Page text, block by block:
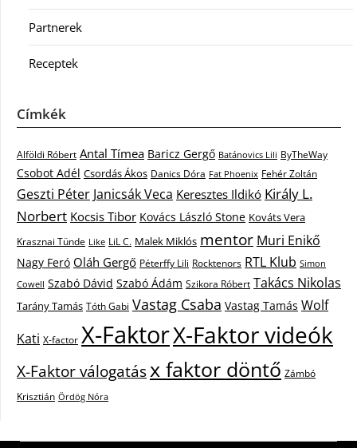
Partnerek
Receptek
Címkék
Alföldi Róbert Antal Tímea Baricz Gergő Batánovics Lili ByTheWay
Csobot Adél Csordás Ákos Danics Dóra Fat Phoenix Fehér Zoltán
Geszti Péter Janicsák Veca Keresztes Ildikó Király L.
Norbert Kocsis Tibor Kovács László Stone Kováts Vera
Krasznai Tünde Like LiL C. Malek Miklós mentor Muri Enikő
Nagy Feró Oláh Gergő Péterffy Lili Rocktenors RTL Klub Simon
Cowell Szabó Dávid Szabó Ádám Szikora Róbert Takács Nikolas
Tarány Tamás Tóth Gabi Vastag Csaba Vastag Tamás Wolf
Kati X-factor X-FaktorX-Faktor videók
X-Faktor válogatásx faktor döntő Zámbó
Krisztián Ördög Nóra